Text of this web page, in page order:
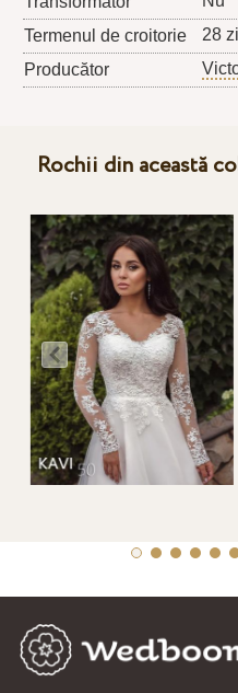
Termenul de croitorie
28
Producător
Rochii din această